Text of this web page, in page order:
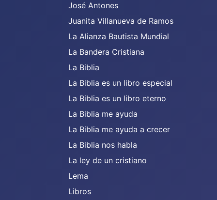
José Antones
Juanita Villanueva de Ramos
La Alianza Bautista Mundial
La Bandera Cristiana
La Biblia
La Biblia es un libro especial
La Biblia es un libro eterno
La Biblia me ayuda
La Biblia me ayuda a crecer
La Biblia nos habla
La ley de un cristiano
Lema
Libros